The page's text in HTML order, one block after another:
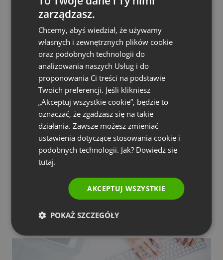
PORADY I WSKAZÓWKI
Dyrektywa NIS2 i KSC: jak wybrać narzędzia
cyfrowe zgodne z nowymi przepisami?
FRENCH
RUSSIAN
SPANISH
ITALIAN
zarządzasz.
Chcemy, abyś wiedział, że używamy
własnych i zewnętrznych plików cookie
oraz podobnych technologii do
analizowania naszych Usług i do
proponowania Ci treści na podstawie
Twoich preferencji. Jeśli klikniesz
„Akceptuj wszystkie cookie”, będzie to
oznaczać, że zgadzasz się na takie
działania. Zawsze możesz zmieniać
ustawienia dotyczące stosowania cookie i
podobnych technologii. Jak? Dowiedz się
tutaj.
AKCEPTUJ WSZYSTKIE
POKAŻ SZCZEGÓŁY